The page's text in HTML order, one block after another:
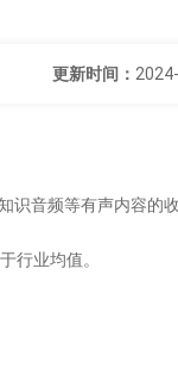
更新时间：
识音频等有声内容的
行业均值。